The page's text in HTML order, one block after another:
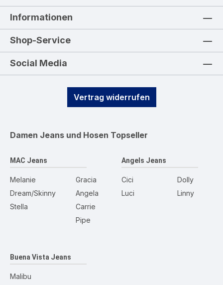
Informationen
Shop-Service
Social Media
Vertrag widerrufen
Damen Jeans und Hosen Topseller
MAC Jeans
Melanie
Dream/Skinny
Stella
Gracia
Angela
Carrie
Pipe
Angels Jeans
Cici
Luci
Dolly
Linny
Buena Vista Jeans
Malibu